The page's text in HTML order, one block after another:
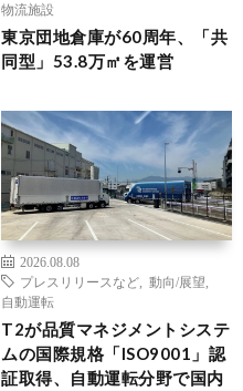
物流施設
東京団地倉庫が60周年、「共
同型」53.8万㎡を運営
2026.08.08
プレスリリースなど
動向/展望
自動運転
T2が品質マネジメントシステ
ムの国際規格「ISO9001」認
証取得、自動運転分野で国内